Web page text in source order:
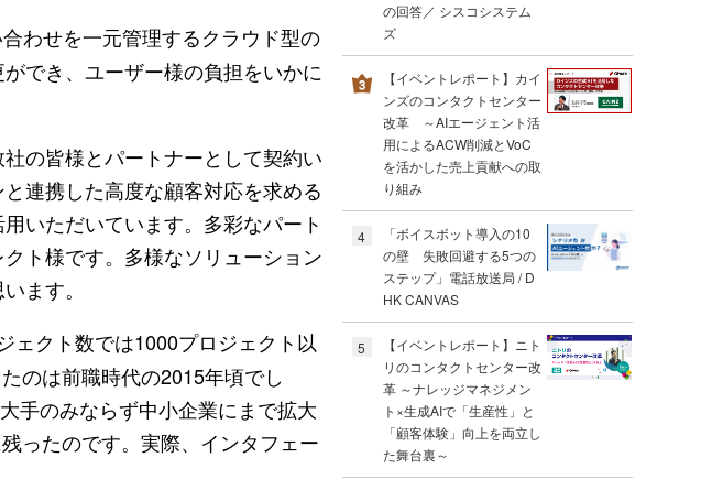
わせを一元管理するクラウド型の
でき、ユーザー様の負担をいかに
の皆様とパートナーとして契約い
連携した高度な顧客対応を求める
いただいています。多彩なパート
ト様です。多様なソリューション
ます。
クト数では1000プロジェクト以
のは前職時代の2015年頃でし
手のみならず中小企業にまで拡大
ったのです。実際、インタフェー
の回答／ シスコシステム
ズ
【イベントレポート】カイ
ンズのコンタクトセンター
改革 ～AIエージェント活
用によるACW削減とVoC
を活かした売上貢献への取
り組み
4
「ボイスボット導入の10
の壁 失敗回避する5つの
ステップ」電話放送局 / D
HK CANVAS
5
【イベントレポート】ニト
リのコンタクトセンター改
革 ～ナレッジマネジメン
ト×生成AIで「生産性」と
「顧客体験」向上を両立し
た舞台裏～